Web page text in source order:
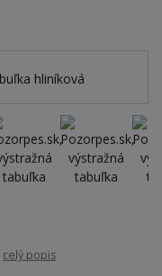
celý popis